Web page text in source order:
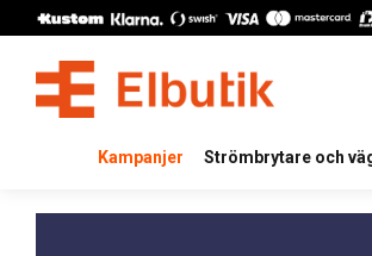
Kampanjer Strömbrytare och